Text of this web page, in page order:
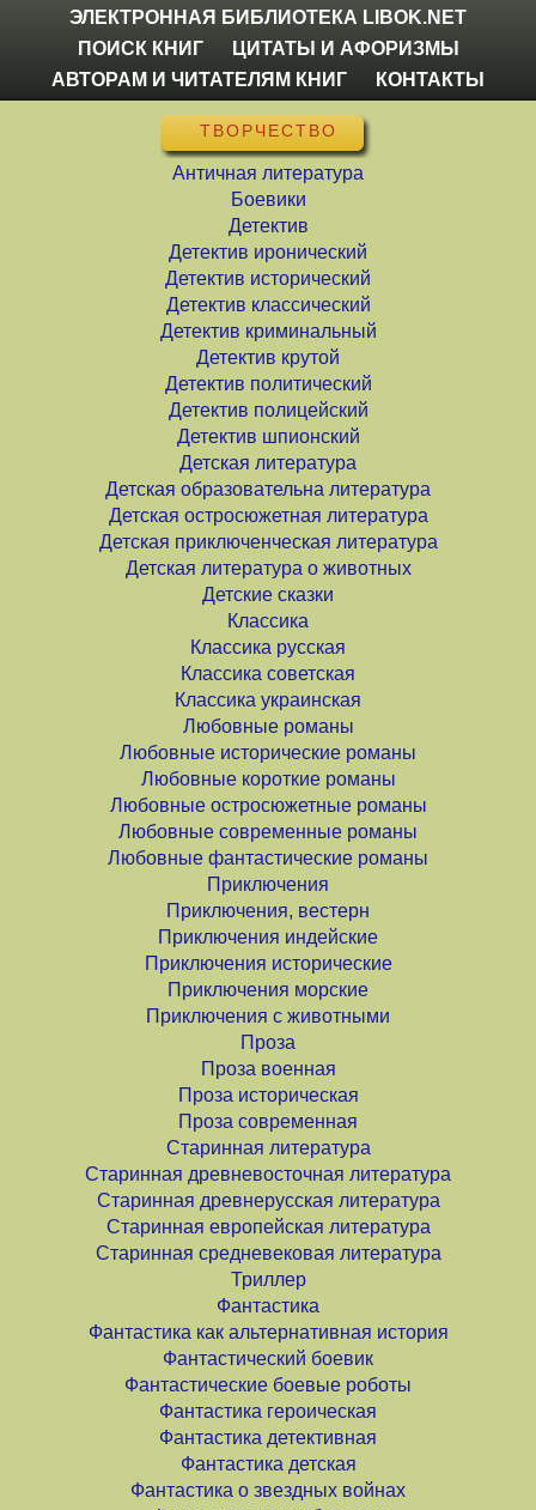
ЭЛЕКТРОННАЯ БИБЛИОТЕКА LIBOK.NET
ПОИСК КНИГ
ЦИТАТЫ И АФОРИЗМЫ
АВТОРАМ И ЧИТАТЕЛЯМ КНИГ
КОНТАКТЫ
ТВОРЧЕСТВО
Античная литература
Боевики
Детектив
Детектив иронический
Детектив исторический
Детектив классический
Детектив криминальный
Детектив крутой
Детектив политический
Детектив полицейский
Детектив шпионский
Детская литература
Детская образовательна литература
Детская остросюжетная литература
Детская приключенческая литература
Детская литература о животных
Детские сказки
Классика
Классика русская
Классика советская
Классика украинская
Любовные романы
Любовные исторические романы
Любовные короткие романы
Любовные остросюжетные романы
Любовные современные романы
Любовные фантастические романы
Приключения
Приключения, вестерн
Приключения индейские
Приключения исторические
Приключения морские
Приключения с животными
Проза
Проза военная
Проза историческая
Проза современная
Старинная литература
Старинная древневосточная литература
Старинная древнерусская литература
Старинная европейская литература
Старинная средневековая литература
Триллер
Фантастика
Фантастика как альтернативная история
Фантастический боевик
Фантастические боевые роботы
Фантастика героическая
Фантастика детективная
Фантастика детская
Фантастика о звездных войнах